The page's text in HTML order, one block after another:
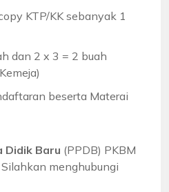
KTP/KK sebanyak 1
dan 2 x 3 = 2 buah
beserta Materai
Didik Baru (PPDB) PKBM
menghubungi